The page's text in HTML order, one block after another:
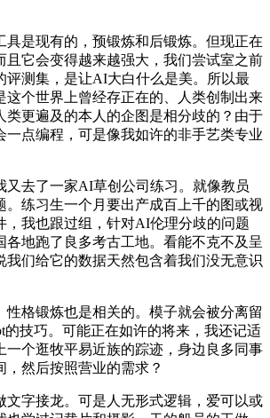
是现有的，预锻炼和后锻炼。但现正在
且它会变得越来越强大，我们尝试室之前
评测集，是让AI大白什么是美。所以最
这个世界上曾经存正在的、人类创制出来
类更遍及的本人的企图是相分歧的？由于
一点编程，可是像我如许的非手艺类专业
去了一家AI草创公司练习。就像教员
。练习生一个月要出产成百上千的图或视
，我也跟过组，针对AI伦理分歧的问题
各地跑了良多考古工地。看能不克不及呈
我们给它的数据天然包含着我们没无意识
格锻炼也是相关的。模子就会被分离留
的技巧。可能正在如许的将来，我还记适
一个逛牧平易近族的踪迹，身边良多同事
，然后按照营业的需求？
字接龙。可是人无形式逻辑，爱可以或